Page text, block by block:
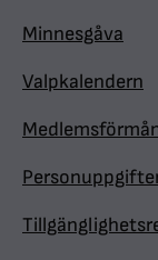
Minnesgåva
Valpkalendern